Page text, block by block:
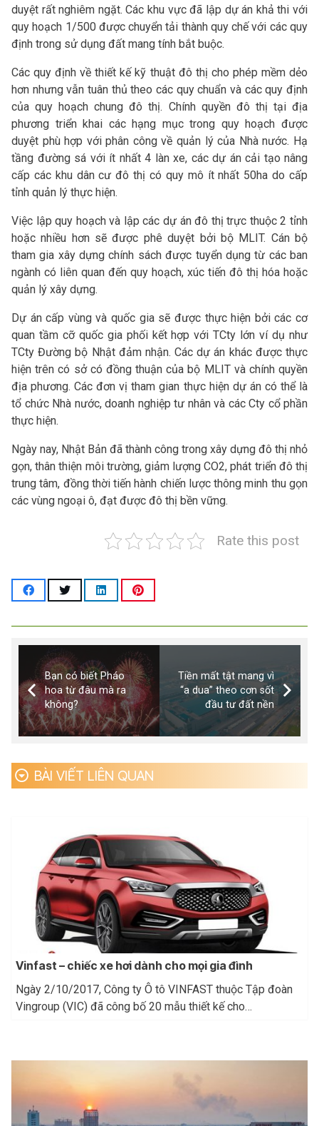
duyệt rất nghiêm ngặt. Các khu vực đã lập dự án khả thi với
quy hoạch 1/500 được chuyển tải thành quy chế với các quy
định trong sử dụng đất mang tính bắt buộc.
Các quy định về thiết kế kỹ thuật đô thị cho phép mềm dẻo
hơn nhưng vẫn tuân thủ theo các quy chuẩn và các quy định
của quy hoạch chung đô thị. Chính quyền đô thị tại địa
phương triển khai các hạng mục trong quy hoạch được
duyệt phù hợp với phân công về quản lý của Nhà nước. Hạ
tầng đường sá với ít nhất 4 làn xe, các dự án cải tạo nâng
cấp các khu dân cư đô thị có quy mô ít nhất 50ha do cấp
tỉnh quản lý thực hiện.
Việc lập quy hoạch và lập các dự án đô thị trực thuộc 2 tỉnh
hoặc nhiều hơn sẽ được phê duyệt bởi bộ MLIT. Cán bộ
tham gia xây dựng chính sách được tuyển dụng từ các ban
ngành có liên quan đến quy hoạch, xúc tiến đô thị hóa hoặc
quản lý xây dựng.
Dự án cấp vùng và quốc gia sẽ được thực hiện bởi các cơ
quan tầm cỡ quốc gia phối kết hợp với TCty lớn ví dụ như
TCty Đường bộ Nhật đảm nhận. Các dự án khác được thực
hiện trên có sở có đồng thuận của bộ MLIT và chính quyền
địa phương. Các đơn vị tham gian thực hiện dự án có thể là
tổ chức Nhà nước, doanh nghiệp tư nhân và các Cty cổ phần
thực hiện.
Ngày nay, Nhật Bản đã thành công trong xây dựng đô thị nhỏ
gọn, thân thiện môi trường, giảm lượng CO2, phát triển đô thị
trung tâm, đồng thời tiến hành chiến lược thông minh thu gọn
các vùng ngoại ô, đạt được đô thị bền vững.
Rate this post
Bạn có biết Pháo
hoa từ đâu mà ra
không?
Tiền mất tật mang vì
“a dua” theo cơn sốt
đầu tư đất nền
BÀI VIẾT LIÊN QUAN
Vinfast – chiếc xe hơi dành cho mọi gia đình
Ngày 2/10/2017, Công ty Ô tô VINFAST thuộc Tập đoàn
Vingroup (VIC) đã công bố 20 mẫu thiết kế cho…